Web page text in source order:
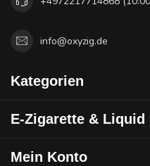
info@oxyzig.de
Kategorien
E-Zigarette &
Mein Konto